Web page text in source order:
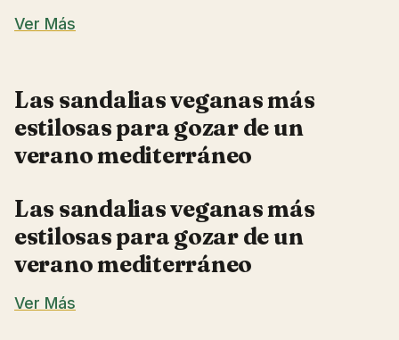
Ver Más
Las sandalias veganas más
estilosas para gozar de un
verano mediterráneo
Las sandalias veganas más
estilosas para gozar de un
verano mediterráneo
Ver Más